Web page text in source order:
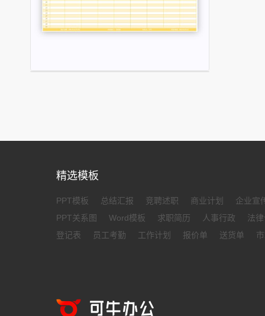
精选模板
PPT模板 总结汇报 竞聘述职 商业计划
企业宣
PPT关系图
Word模板 求职简历 人事行政
法
登记表
员工考勤 工作计划 报价单 送货单